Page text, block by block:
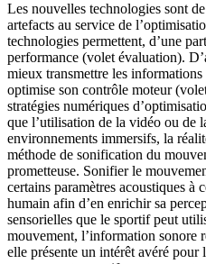
Les nouvelles technologies sont
artefacts au service de
technologies permettent, d’une
performance (volet évaluation).
mieux transmettre les
optimise son contrôle moteur
stratégies numériques
que l’utilisation de la vidéo ou de
environnements immersifs, la
méthode de sonification du
prometteuse. Sonifier le
certains paramètres acoustiques à
humain afin d’en enrichir sa
sensorielles que le sportif peut
mouvement, l’information sonore
elle présente un intérêt avéré pour